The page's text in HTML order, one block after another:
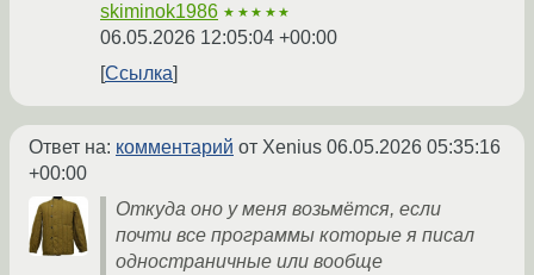
skiminok1986 ★★★★★
06.05.2026 12:05:04 +00:00
Ссылка
Ответ на: комментарий от Xenius 06.05.2026 05:35:16
+00:00
Откуда оно у меня возьмётся, если
почти все программы которые я писал
одностраничные или вообще